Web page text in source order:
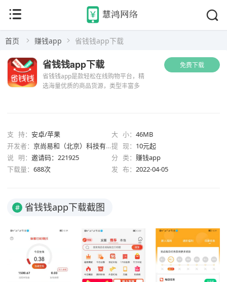
首页 赚钱app 省钱钱app下载
免费下载
省钱钱app是款轻松在线购物平台，精
选海量优质的商品货源，类型丰富多
省钱钱app下载
支 持： 安卓/苹果 大 小： 46MB
开发者： 京尚易和（北京）科技有限公司 提 现： 10元起
说 明： 邀请码：221925 分 类： 赚钱app
下载量： 688次 发 布： 2022-04-05
# 省钱钱app下载截图